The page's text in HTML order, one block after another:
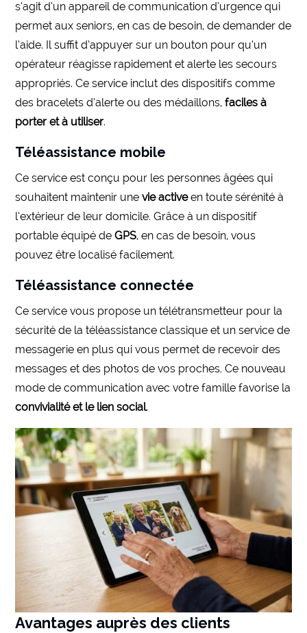
s’agit d’un appareil de communication d’urgence qui
permet aux seniors, en cas de besoin, de demander de
l’aide. Il suffit d’appuyer sur un bouton pour qu’un
opérateur réagisse rapidement et alerte les secours
appropriés. Ce service inclut des dispositifs comme
des bracelets d’alerte ou des médaillons,faciles à
porter et à utiliser.
Téléassistance mobile
Ce service est conçu pour les personnes âgées qui
souhaitent maintenir unevie activeen toute sérénité à
l’extérieur de leur domicile. Grâce à un dispositif
portable équipé deGPS, en cas de besoin, vous
pouvez être localisé facilement.
Téléassistance connectée
Ce service vous propose un télétransmetteur pour la
sécurité de la téléassistance classique et un service de
messagerie en plus qui vous permet de recevoir des
messages et des photos de vos proches. Ce nouveau
mode de communication avec votre famille favorise la
convivialité et le lien social.
Avantages auprès des clients